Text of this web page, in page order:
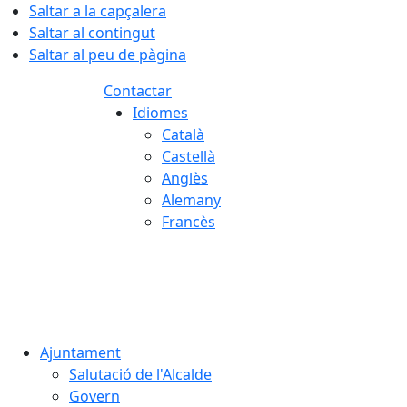
Saltar a la capçalera
Saltar al contingut
Saltar al peu de pàgina
Contactar
Idiomes
Català
Castellà
Anglès
Alemany
Francès
Ajuntament
Salutació de l'Alcalde
Govern